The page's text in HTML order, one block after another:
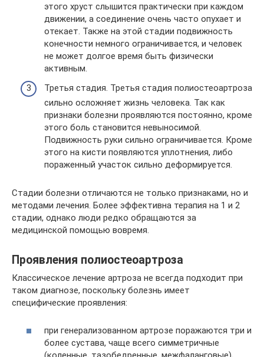
этого хруст слышится практически при каждом
движении, а соединение очень часто опухает и
отекает. Также на этой стадии подвижность
конечности немного ограничивается, и человек
не может долгое время быть физически
активным.
Третья стадия. Третья стадия полиостеоартроза
сильно осложняет жизнь человека. Так как
признаки болезни проявляются постоянно, кроме
этого боль становится невыносимой.
Подвижность руки сильно ограничивается. Кроме
этого на кисти появляются уплотнения, либо
пораженный участок сильно деформируется.
Стадии болезни отличаются не только признаками, но и
методами лечения. Более эффективна терапия на 1 и 2
стадии, однако люди редко обращаются за
медицинской помощью вовремя.
Проявления полиостеоартроза
Классическое лечение артроза не всегда подходит при
таком диагнозе, поскольку болезнь имеет
специфические проявления:
при генерализованном артрозе поражаются три и
более сустава, чаще всего симметричные